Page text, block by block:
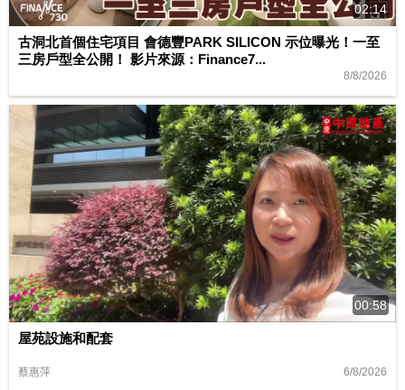
02:14
古洞北首個住宅項目 會德豐PARK SILICON 示位曝光！一至
三房戶型全公開！ 影片來源：Finance7...
8/8/2026
00:58
屋苑設施和配套
蔡惠萍 6/8/2026